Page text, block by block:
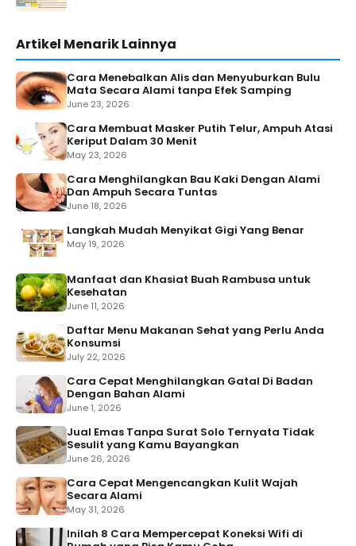
Artikel Menarik Lainnya
Cara Menebalkan Alis dan Menyuburkan Bulu
Mata Secara Alami tanpa Efek Samping
June 23, 2026
Cara Membuat Masker Putih Telur, Ampuh Atasi
Keriput Dalam 30 Menit
May 23, 2026
Cara Menghilangkan Bau Kaki Dengan Alami
Dan Ampuh Secara Tuntas
June 18, 2026
Langkah Mudah Menyikat Gigi Yang Benar
May 19, 2026
Manfaat dan Khasiat Buah Rambusa untuk
Kesehatan
June 11, 2026
Daftar Menu Makanan Sehat yang Perlu Anda
Konsumsi
July 22, 2026
Cara Cepat Menghilangkan Gatal Di Badan
Dengan Bahan Alami
June 1, 2026
Jual Emas Tanpa Surat Solo Ternyata Tidak
Sesulit yang Kamu Bayangkan
June 26, 2026
Cara Cepat Mengencangkan Kulit Wajah
Secara Alami
May 31, 2026
Inilah 8 Cara Mempercepat Koneksi Wifi di